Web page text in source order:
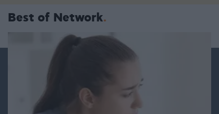
Best of Network